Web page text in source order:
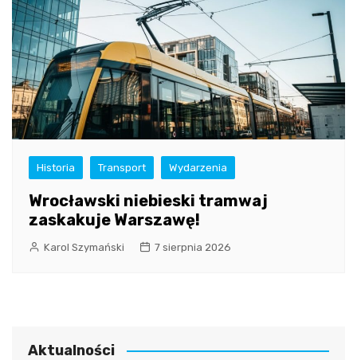
Historia Transport Wydarzenia
Wrocławski niebieski tramwaj
zaskakuje Warszawę!
Karol Szymański 7 sierpnia 2026
Aktualności